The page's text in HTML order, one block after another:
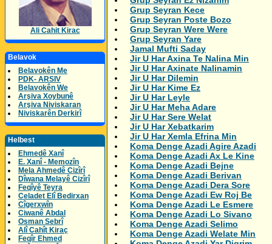
Ali Cahit Kirac
Belavok
Belavokên Me
PDK- ARSIV
Belavokên We
Arşiva Xoybunê
Arşiva Niviskaran
Niviskarên Derkirî
Helbest
Ehmedê Xanî
E. Xanî - Memozîn
Mela Ahmedê Cizîrî
Dîwana Melayê Cizîrî
Feqîyê Teyra
Celadet Elî Bedirxan
Cîgerxwîn
Ciwanê Abdal
Osman Sebrî
Alî Cahît Kiraç
Feqîr Ehmed
Grup Seyran Kece
Grup Seyran Poste Bozo
Grup Seyran Were Were
Grup Seyran Yare
Jamal Mufti Saday
Jir U Har Axina Te Nalina Min
Jir U Har Axinate Nalinamin
Jir U Har Dilemin
Jir U Har Kime Ez
Jir U Har Leyle
Jir U Har Meha Adare
Jir U Har Sere Welat
Jir U Har Xebatkarim
Jir U Har Xemla Efrina Min
Koma Denge Azadi Agire Azadi
Koma Denge Azadi Ax Le Kine
Koma Denge Azadi Bejne
Koma Denge Azadi Berivan
Koma Denge Azadi Dera Sore
Koma Denge Azadi Ew Roj Be
Koma Denge Azadi Le Esmere
Koma Denge Azadi Lo Sivano
Koma Denge Azadi Selimo
Koma Denge Azadi Welate Min